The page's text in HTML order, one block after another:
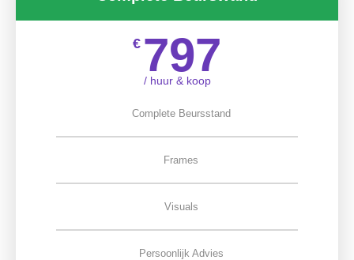
€ 797
/ huur & koop
Complete Beursstand
Frames
Visuals
Persoonlijk Advies